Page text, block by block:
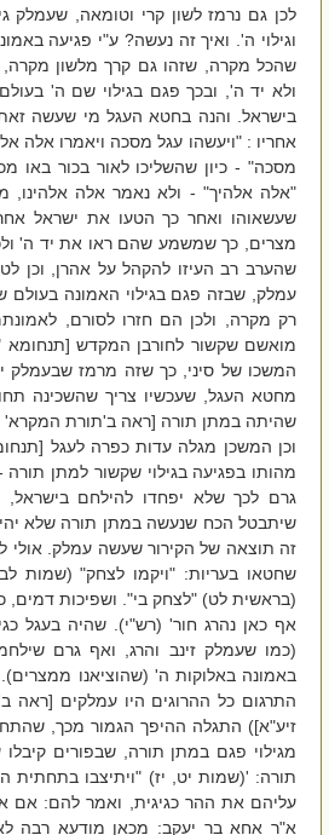
לכן גם נרמז לשון קרי וטומאה, שעמלק
וגילוי ה'. ואיך זה נעשה? ע"י פגיעה
שהכל מקרה, שזהו גם קרך מלשון
ולא יד ה', ובכך פגם בגילוי שם ה'
בישראל. והנה בחטא העגל מי שעשה
אחריו : "ויעשהו עגל מסכה ויאמרו אלה
מסכה" - כיון שהשליכו לאור בכור באו
"אלה אלהיך" - ולא נאמר אלה
שעשאוהו ואחר כך הטעו את ישראל
מצרים, כך שמשמע שהם ראו את יד ה'
שהערב רב העיזו להקהל על אהרן, וכן
עמלק, שבזה פגם בגילוי האמונה
רק מקרה, ולכן הם חזרו לסורם,
מואשם שקשור לחורבן המקדש
המשכו של סיני, כך שזה מרמז שבעמלק
מחטא העגל, שעכשיו צריך שהשכינה
שהיתה במתן תורה [ראה ב'תורת המקרא'
וכן המשכן מגלה עדות כפרה לעגל
מהותו בפגיעה בגילוי שקשור למתן
גרם לכך שלא יפחדו להילחם
שיתבטל הכח שנעשה במתן תורה שלא
זה תוצאה של הקירור שעשה עמלק. אולי
שחטאו בעריות: "ויקמו לצחק" (שמות
(בראשית לט) "לצחק בי". ושפיכות דמים,
אף כאן נהרג חור' (רש"י). שהיה בעגל
(כמו שעמלק זינב והרג, ואף גרם
באמונה באלוקות ה' (שהוציאנו
התרגום כל ההרוגים היו עמלקים [ראה
זיע"א]) התגלה ההיפך הגמור מכך,
מגילוי פגם במתן תורה, שבפורים
תורה: '(שמות יט, יז) "ויתיצבו
עליהם את ההר כגיגית, ואמר להם: אם
א"ר אחא בר יעקב: מכאן מודעא רבה